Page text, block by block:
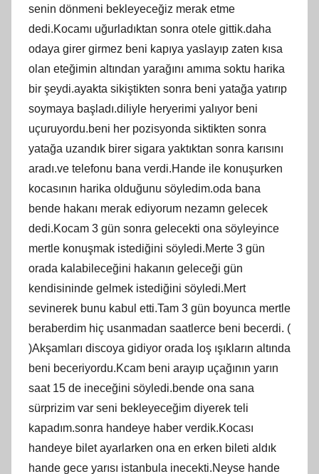
senin dönmeni bekleyeceğiz merak etme
dedi.Kocamı uğurladıktan sonra otele gittik.daha
odaya girer girmez beni kapıya yaslayıp zaten kısa
olan eteğimin altından yarağını amıma soktu harika
bir şeydi.ayakta sikiştikten sonra beni yatağa yatırıp
soymaya başladı.diliyle heryerimi yalıyor beni
uçuruyordu.beni her pozisyonda siktikten sonra
yatağa uzandık birer sigara yaktıktan sonra karısını
aradı.ve telefonu bana verdi.Hande ile konuşurken
kocasının harika olduğunu söyledim.oda bana
bende hakanı merak ediyorum nezamn gelecek
dedi.Kocam 3 gün sonra gelecekti ona söyleyince
mertle konuşmak istediğini söyledi.Merte 3 gün
orada kalabileceğini hakanın geleceği gün
kendisininde gelmek istediğini söyledi.Mert
sevinerek bunu kabul etti.Tam 3 gün boyunca mertle
beraberdim hiç usanmadan saatlerce beni becerdi. (
)Akşamları discoya gidiyor orada loş ışıkların altında
beni beceriyordu.Kcam beni arayıp uçağının yarın
saat 15 de ineceğini söyledi.bende ona sana
sürprizim var seni bekleyeceğim diyerek teli
kapadım.sonra handeye haber verdik.Kocası
handeye bilet ayarlarken ona en erken bileti aldık
hande gece yarısı istanbula inecekti.Neyse hande